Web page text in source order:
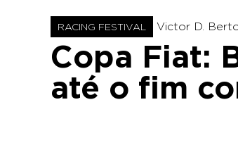
RACING FESTIVAL Victor D.
Copa Fiat:
até o fim